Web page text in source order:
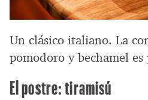
Un clásico italiano. La
pomodoro y bechamel es
El postre: tiramisú